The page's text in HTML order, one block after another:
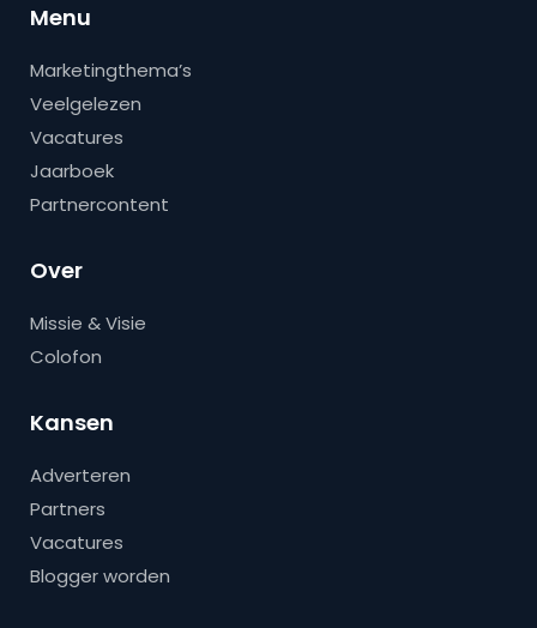
Menu
Marketingthema’s
Veelgelezen
Vacatures
Jaarboek
Partnercontent
Over
Missie & Visie
Colofon
Kansen
Adverteren
Partners
Vacatures
Blogger worden